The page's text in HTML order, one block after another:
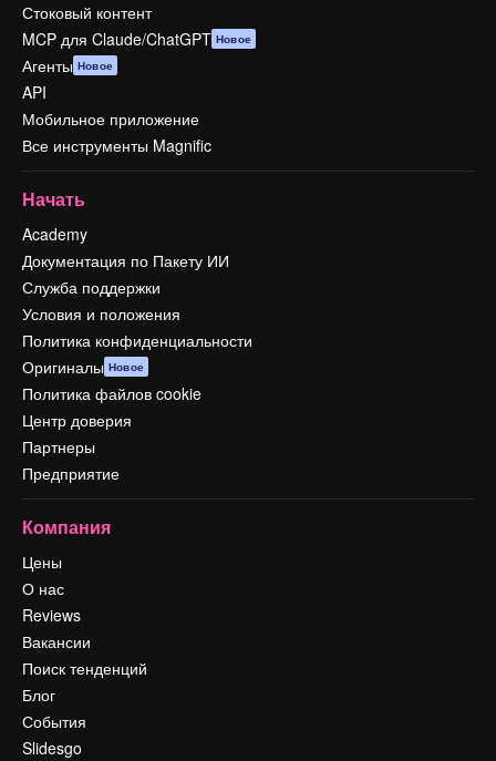
Стоковый контент
MCP для Claude/ChatGPT Новое
Агенты Новое
API
Мобильное приложение
Все инструменты Magnific
Начать
Academy
Документация по Пакету ИИ
Служба поддержки
Условия и положения
Политика конфиденциальности
Оригиналы Новое
Политика файлов cookie
Центр доверия
Партнеры
Предприятие
Компания
Цены
О нас
Reviews
Вакансии
Поиск тенденций
Блог
События
Slidesgo